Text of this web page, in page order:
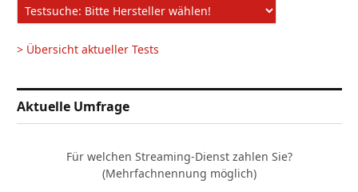
> Übersicht aktueller Tests
Aktuelle Umfrage
Für welchen Streaming-Dienst zahlen Sie?
(Mehrfachnennung möglich)